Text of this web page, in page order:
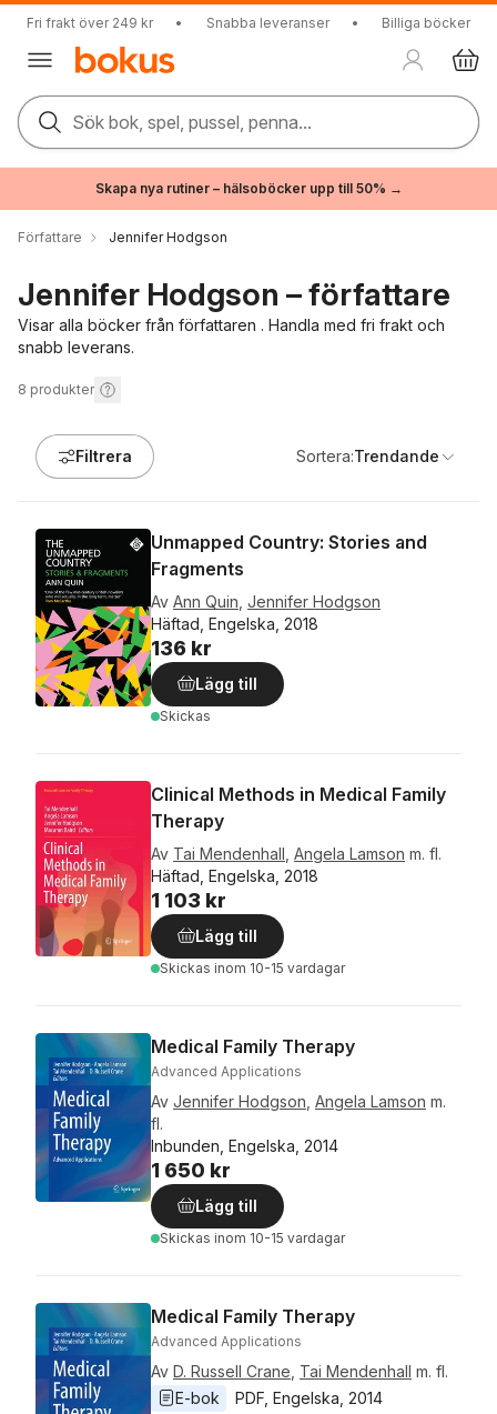
Fri frakt över 249 kr • Snabba leveranser • Billiga böcker
Sök bok, spel, pussel, penna...
Skapa nya rutiner – hälsoböcker upp till 50% →
Författare Jennifer Hodgson
Jennifer Hodgson – författare
Visar alla böcker från författaren . Handla med fri frakt och
snabb leverans.
8 produkter
Filtrera Sortera:Trendande
Unmapped Country: Stories and
Fragments
Av Ann Quin Jennifer Hodgson
Häftad, Engelska, 2018
136 kr
Lägg till
Skickas
Clinical Methods in Medical Family
Therapy
Av Tai Mendenhall Angela Lamson m. fl.
Häftad, Engelska, 2018
1 103 kr
Lägg till
Skickas inom 10-15 vardagar
Medical Family Therapy
Advanced Applications
Av Jennifer Hodgson Angela Lamson m.
fl.
Inbunden, Engelska, 2014
1 650 kr
Lägg till
Skickas inom 10-15 vardagar
Medical Family Therapy
Advanced Applications
Av D. Russell Crane Tai Mendenhall m. fl.
E-bok
PDF Engelska 2014